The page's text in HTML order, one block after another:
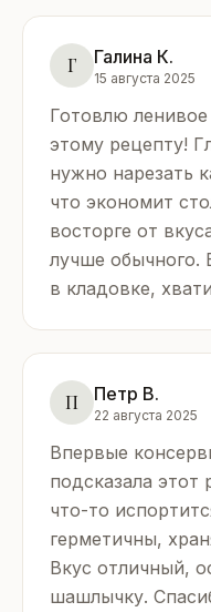
Г Галина К.
15 августа 2025
Готовлю
этому рецепту!
нужно нарезать
что экономит
восторге от
лучше обычного.
в кладовке,
П Петр В.
22 августа 2025
Впервые
подсказала
что-то
герметичны,
Вкус отличный,
шашлычку.